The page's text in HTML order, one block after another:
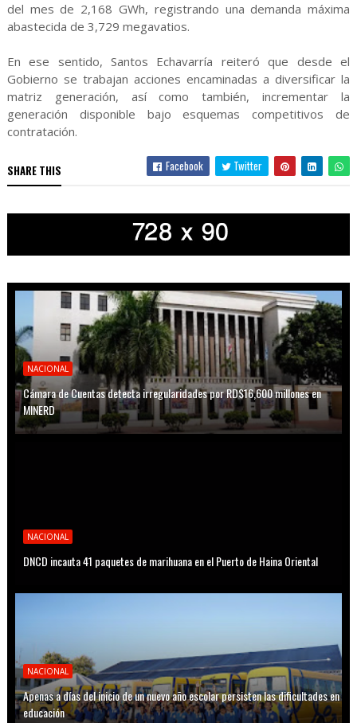
del mes de 2,168 GWh, registrando una demanda máxima
abastecida de 3,729 megavatios.
En ese sentido, Santos Echavarría reiteró que desde el
Gobierno se trabajan acciones encaminadas a diversificar la
matriz generación, así como también, incrementar la
generación disponible bajo esquemas competitivos de
contratación.
SHARE THIS Facebook Twitter
NACIONAL
Cámara de Cuentas detecta irregularidades por RD$16,600 millones en
MINERD
NACIONAL
DNCD incauta 41 paquetes de marihuana en el Puerto de Haina Oriental
NACIONAL
Apenas a días del inicio de un nuevo año escolar persisten las dificultades en
educación